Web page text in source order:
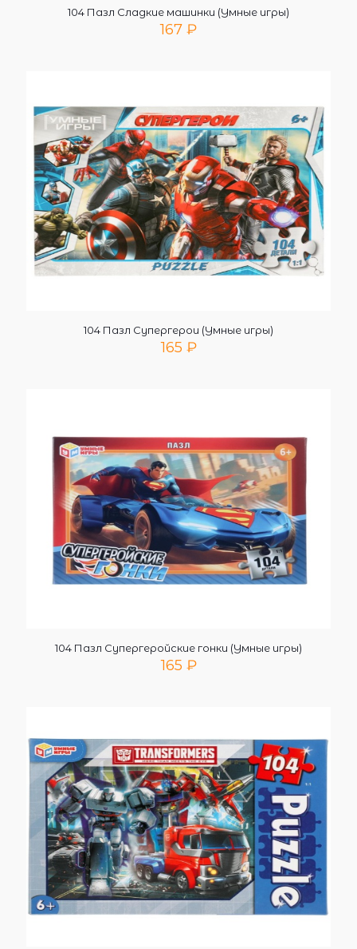
104 Пазл Сладкие машинки (Умные игры)
167 ₽
104 Пазл Супергерои (Умные игры)
165 ₽
104 Пазл Супергеройские гонки (Умные игры)
165 ₽